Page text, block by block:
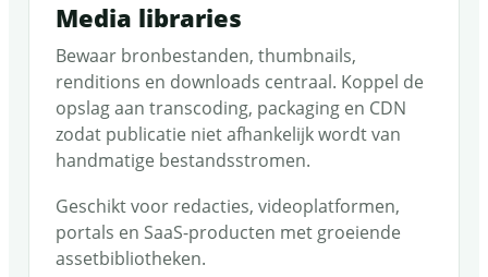
Media libraries
Bewaar bronbestanden, thumbnails,
renditions en downloads centraal. Koppel de
opslag aan transcoding, packaging en CDN
zodat publicatie niet afhankelijk wordt van
handmatige bestandsstromen.
Geschikt voor redacties, videoplatformen,
portals en SaaS-producten met groeiende
assetbibliotheken.